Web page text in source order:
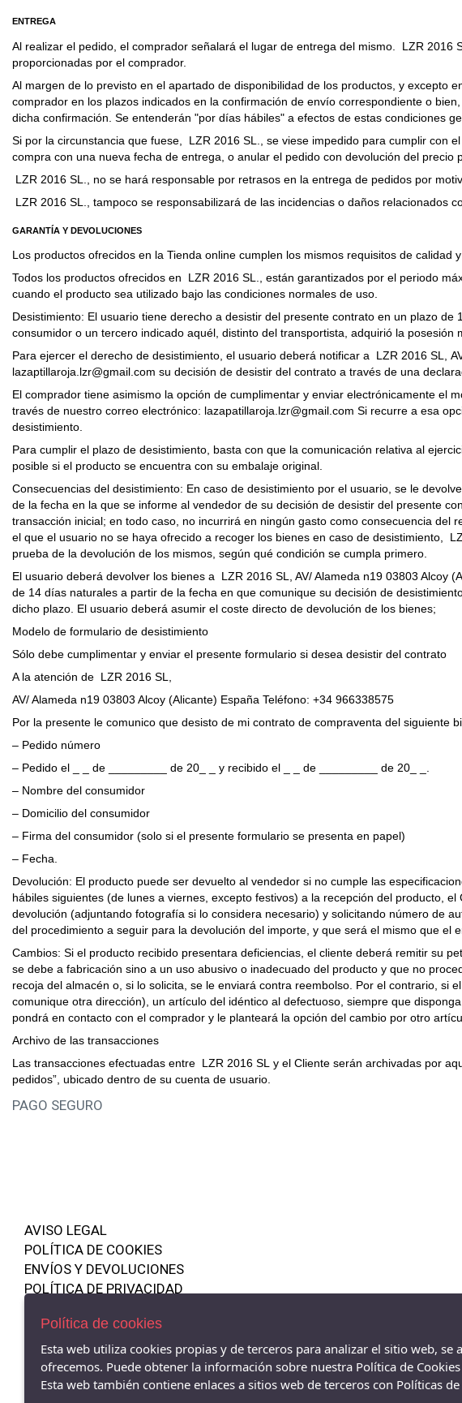
ENTREGA
Al realizar el pedido, el comprador señalará el lugar de entrega del mismo. LZR
proporcionadas por el comprador.
Al margen de lo previsto en el apartado de disponibilidad de los productos, y
comprador en los plazos indicados en la confirmación de envío correspondiente o
dicha confirmación. Se entenderán "por días hábiles" a efectos de estas condiciones
Si por la circunstancia que fuese, LZR 2016 SL., se viese impedido para cumplir con
compra con una nueva fecha de entrega, o anular el pedido con devolución del precio
LZR 2016 SL., no se hará responsable por retrasos en la entrega de pedidos por
LZR 2016 SL., tampoco se responsabilizará de las incidencias o daños relacionados
GARANTÍA Y DEVOLUCIONES
Los productos ofrecidos en la Tienda online cumplen los mismos requisitos de
Todos los productos ofrecidos en LZR 2016 SL., están garantizados por el periodo
cuando el producto sea utilizado bajo las condiciones normales de uso.
Desistimiento: El usuario tiene derecho a desistir del presente contrato en un plazo
consumidor o un tercero indicado aquél, distinto del transportista, adquirió la posesión
Para ejercer el derecho de desistimiento, el usuario deberá notificar a LZR 2016 SL,
lazaptillaroja.lzr@gmail.com su decisión de desistir del contrato a través de una
El comprador tiene asimismo la opción de cumplimentar y enviar electrónicamente el
través de nuestro correo electrónico: lazapatillaroja.lzr@gmail.com Si recurre a esa
desistimiento.
Para cumplir el plazo de desistimiento, basta con que la comunicación relativa al
posible si el producto se encuentra con su embalaje original.
Consecuencias del desistimiento: En caso de desistimiento por el usuario, se le
de la fecha en la que se informe al vendedor de su decisión de desistir del presente
transacción inicial; en todo caso, no incurrirá en ningún gasto como consecuencia
el que el usuario no se haya ofrecido a recoger los bienes en caso de desistimiento,
prueba de la devolución de los mismos, según qué condición se cumpla primero.
El usuario deberá devolver los bienes a LZR 2016 SL, AV/ Alameda n19 03803 Alcoy
de 14 días naturales a partir de la fecha en que comunique su decisión de
dicho plazo. El usuario deberá asumir el coste directo de devolución de los bienes;
Modelo de formulario de desistimiento
Sólo debe cumplimentar y enviar el presente formulario si desea desistir del contrato
A la atención de LZR 2016 SL,
AV/ Alameda n19 03803 Alcoy (Alicante) España Teléfono: +34 966338575
Por la presente le comunico que desisto de mi contrato de compraventa del siguiente
– Pedido número
– Pedido el _ _ de _________ de 20_ _ y recibido el _ _ de _________ de 20_ _.
– Nombre del consumidor
– Domicilio del consumidor
– Firma del consumidor (solo si el presente formulario se presenta en papel)
– Fecha.
Devolución: El producto puede ser devuelto al vendedor si no cumple las
hábiles siguientes (de lunes a viernes, excepto festivos) a la recepción del producto,
devolución (adjuntando fotografía si lo considera necesario) y solicitando número de
del procedimiento a seguir para la devolución del importe, y que será el mismo que el
Cambios: Si el producto recibido presentara deficiencias, el cliente deberá remitir su
se debe a fabricación sino a un uso abusivo o inadecuado del producto y que no
recoja del almacén o, si lo solicita, se le enviará contra reembolso. Por el contrario,
comunique otra dirección), un artículo del idéntico al defectuoso, siempre que
pondrá en contacto con el comprador y le planteará la opción del cambio por otro
Archivo de las transacciones
Las transacciones efectuadas entre LZR 2016 SL y el Cliente serán archivadas por
pedidos”, ubicado dentro de su cuenta de usuario.
PAGO SEGURO
AVISO LEGAL
POLÍTICA DE COOKIES
ENVÍOS Y DEVOLUCIONES
POLÍTICA DE PRIVACIDAD
(Alicante)
La Zapatilla Roja El Campello - Av/ San Bartolomé 62, El Campello -
03560 (Alicante)
Política de cookies
Esta web utiliza cookies propias y de terceros para analizar el sitio web,
ofrecemos. Puede obtener la información sobre nuestra Política de
Esta web también contiene enlaces a sitios web de terceros con Políticas